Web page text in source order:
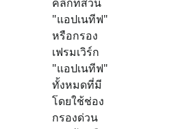
"แอปเนทีฟ"
หรือกรอง
เฟรมเวิร์ก
"แอปเนทีฟ"
ทั้งหมดที่มี
โดยใช้ช่อง
กรองด่วน